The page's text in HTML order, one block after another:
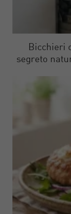
Bicchieri
segreto